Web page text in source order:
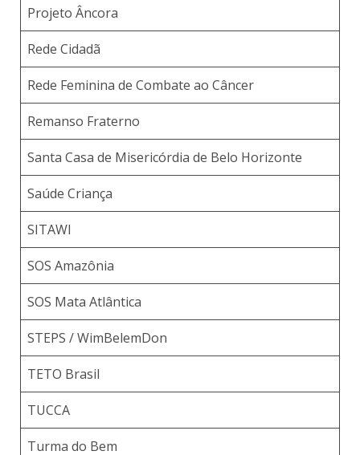
Projeto Âncora
Rede Cidadã
Rede Feminina de Combate ao Câncer
Remanso Fraterno
Santa Casa de Misericórdia de Belo Horizonte
Saúde Criança
SITAWI
SOS Amazônia
SOS Mata Atlântica
STEPS / WimBelemDon
TETO Brasil
TUCCA
Turma do Bem